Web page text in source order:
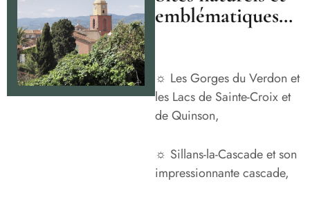
emblématiques…
☼ Les Gorges du Verdon et
les Lacs de Sainte-Croix et
de Quinson,
☼ Sillans-la-Cascade et son
impressionnante cascade,